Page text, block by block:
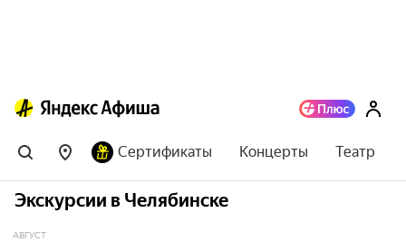
Сертификаты Концерты Театр
Экскурсии в Челябинске
АВГУСТ